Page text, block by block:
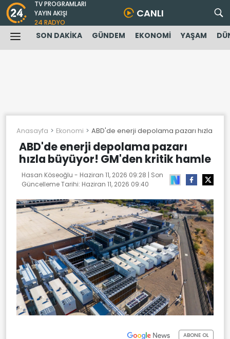
TV PROGRAMLARI
YAYIN AKIŞI
24 RADYO
CANLI
SON DAKİKA GÜNDEM EKONOMİ YAŞAM
Anasayfa Ekonomi ABD'de enerji depolama pazarı hızla
ABD'de enerji depolama pazarı
hızla büyüyor! GM'den kritik hamle
Hasan Köseoğlu - Haziran 11, 2026 09:28 | Son
Güncelleme Tarihi: Haziran 11, 2026 09:40
ABONE OL